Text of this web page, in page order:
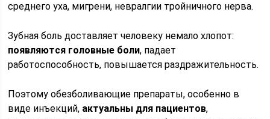
среднего уха, мигрени, невралгии тройничного нерва.
Зубная боль доставляет человеку немало хлопот:
появляются головные боли, падает
работоспособность, повышается раздражительность.
Поэтому обезболивающие препараты, особенно в
виде инъекций, актуальны для пациентов,